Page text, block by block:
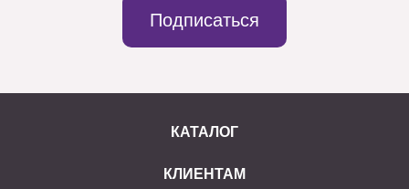
Подписаться
КАТАЛОГ
КЛИЕНТАМ